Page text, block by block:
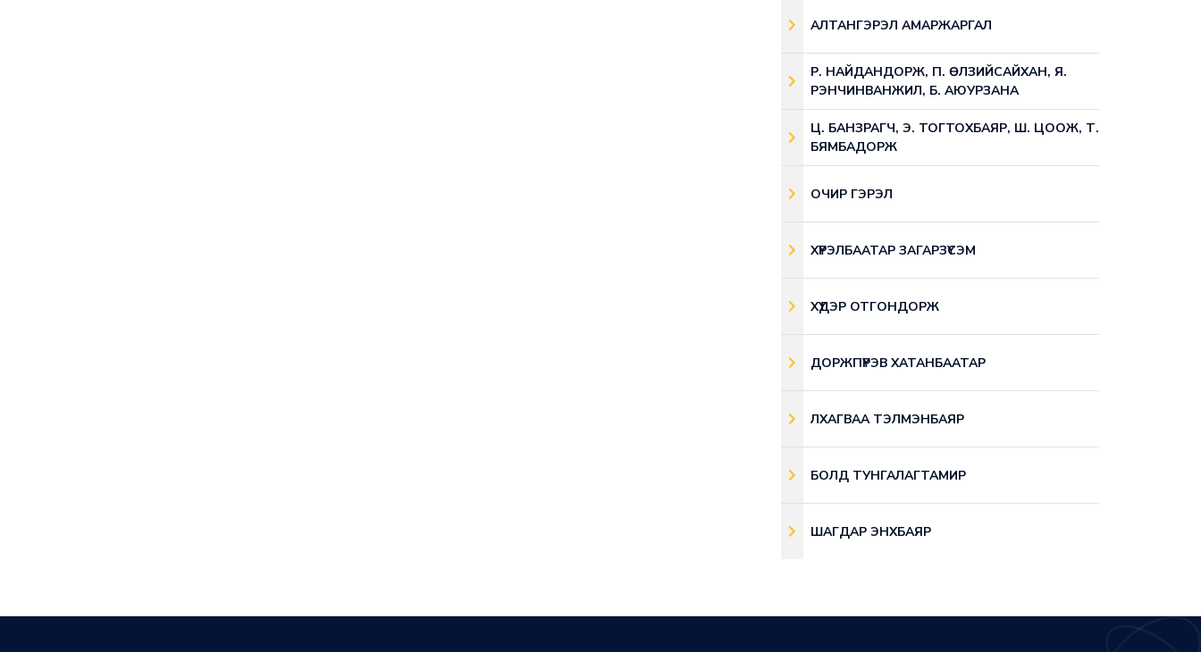
АЛТАНГЭРЭЛ АМАРЖАРГАЛ
Р. НАЙДАНДОРЖ, П. ӨЛЗИЙСАЙХАН, Я.
РЭНЧИНВАНЖИЛ, Б. АЮУРЗАНА
Ц. БАНЗРАГЧ, Э. ТОГТОХБАЯР, Ш. ЦООЖ, Т.
БЯМБАДОРЖ
ОЧИР ГЭРЭЛ
ХҮРЭЛБААТАР ЗАГАРЗҮСЭМ
ХҮДЭР ОТГОНДОРЖ
ДОРЖПҮРЭВ ХАТАНБААТАР
ЛХАГВАА ТЭЛМЭНБАЯР
БОЛД ТУНГАЛАГТАМИР
ШАГДАР ЭНХБАЯР